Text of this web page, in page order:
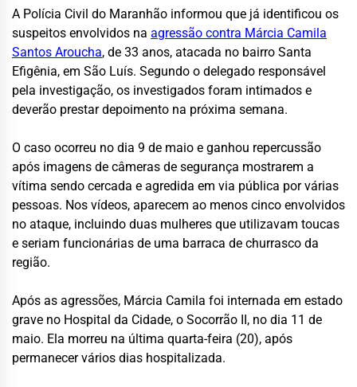
A Polícia Civil do Maranhão informou que já identificou os
suspeitos envolvidos na agressão contra Márcia Camila
Santos Aroucha, de 33 anos, atacada no bairro Santa
Efigênia, em São Luís. Segundo o delegado responsável
pela investigação, os investigados foram intimados e
deverão prestar depoimento na próxima semana.
O caso ocorreu no dia 9 de maio e ganhou repercussão
após imagens de câmeras de segurança mostrarem a
vítima sendo cercada e agredida em via pública por várias
pessoas. Nos vídeos, aparecem ao menos cinco envolvidos
no ataque, incluindo duas mulheres que utilizavam toucas
e seriam funcionárias de uma barraca de churrasco da
região.
Após as agressões, Márcia Camila foi internada em estado
grave no Hospital da Cidade, o Socorrão II, no dia 11 de
maio. Ela morreu na última quarta-feira (20), após
permanecer vários dias hospitalizada.